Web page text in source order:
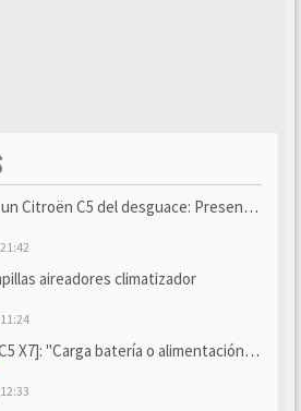
C5 del desguace: Presentación y seguimiento
aireadores climatizador
X7]: "Carga batería o alimentación eléctri...